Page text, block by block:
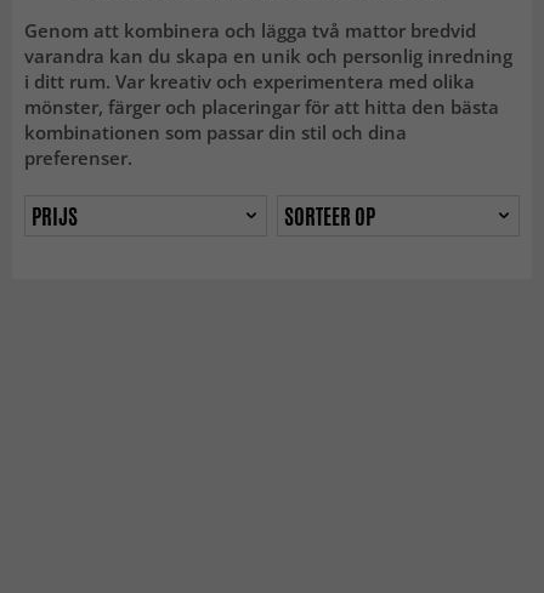
Genom att kombinera och lägga två mattor bredvid
varandra kan du skapa en unik och personlig inredning
i ditt rum. Var kreativ och experimentera med olika
mönster, färger och placeringar för att hitta den bästa
kombinationen som passar din stil och dina
preferenser.
PRIJS SORTEER OP